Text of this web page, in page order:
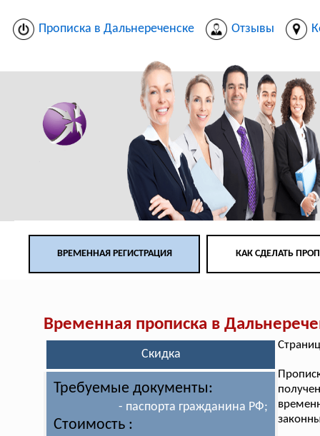
Прописка в Дальнереченске Отзывы
ВРЕМЕННАЯ РЕГИСТРАЦИЯ КАК СДЕЛАТЬ
Временная прописка в
Скидка
Требуемые документы:
- паспорта гражданина РФ;
Стоимость :